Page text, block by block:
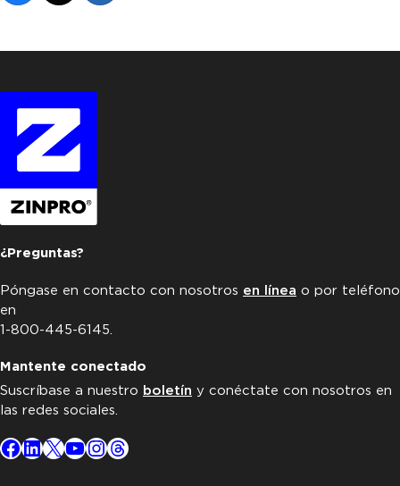
¿Preguntas?
Póngase en contacto con nosotros en línea o por teléfono
en
1-800-445-6145.
Mantente conectado
Suscríbase a nuestro boletín y conéctate con nosotros en
las redes sociales.
Facebook
LinkedIn
X YouTube
Instagram
Threads